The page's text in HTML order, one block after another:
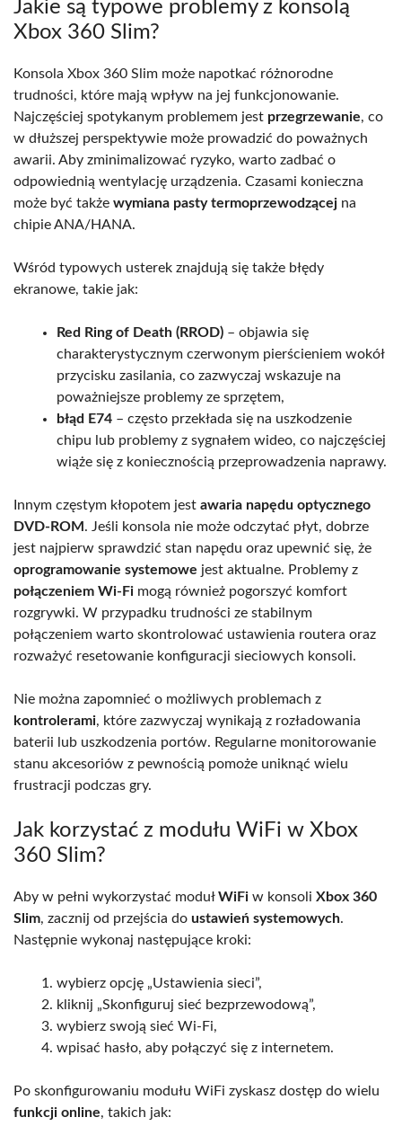
Jakie są typowe problemy z konsolą
Xbox 360 Slim?
Konsola Xbox 360 Slim może napotkać różnorodne
trudności, które mają wpływ na jej funkcjonowanie.
Najczęściej spotykanym problemem jest przegrzewanie, co
w dłuższej perspektywie może prowadzić do poważnych
awarii. Aby zminimalizować ryzyko, warto zadbać o
odpowiednią wentylację urządzenia. Czasami konieczna
może być także wymiana pasty termoprzewodzącej na
chipie ANA/HANA.
Wśród typowych usterek znajdują się także błędy
ekranowe, takie jak:
Red Ring of Death (RROD) – objawia się
charakterystycznym czerwonym pierścieniem wokół
przycisku zasilania, co zazwyczaj wskazuje na
poważniejsze problemy ze sprzętem,
błąd E74 – często przekłada się na uszkodzenie
chipu lub problemy z sygnałem wideo, co najczęściej
wiąże się z koniecznością przeprowadzenia naprawy.
Innym częstym kłopotem jest awaria napędu optycznego
DVD-ROM . Jeśli konsola nie może odczytać płyt, dobrze
jest najpierw sprawdzić stan napędu oraz upewnić się, że
oprogramowanie systemowe jest aktualne. Problemy z
połączeniem Wi-Fi mogą również pogorszyć komfort
rozgrywki. W przypadku trudności ze stabilnym
połączeniem warto skontrolować ustawienia routera oraz
rozważyć resetowanie konfiguracji sieciowych konsoli.
Nie można zapomnieć o możliwych problemach z
kontrolerami, które zazwyczaj wynikają z rozładowania
baterii lub uszkodzenia portów. Regularne monitorowanie
stanu akcesoriów z pewnością pomoże uniknąć wielu
frustracji podczas gry.
Jak korzystać z modułu WiFi w Xbox
360 Slim?
Aby w pełni wykorzystać modułWiFi w konsoli Xbox 360
Slim, zacznij od przejścia do ustawień systemowych.
Następnie wykonaj następujące kroki:
wybierz opcję „Ustawienia sieci”,
kliknij „Skonfiguruj sieć bezprzewodową”,
wybierz swoją sieć Wi-Fi,
wpisać hasło, aby połączyć się z internetem.
Po skonfigurowaniu modułu WiFi zyskasz dostęp do wielu
funkcji online, takich jak: